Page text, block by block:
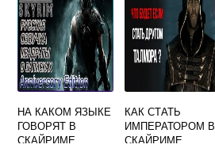
НА КАКОМ ЯЗЫКЕ
ГОВОРЯТ В
СКАЙРИМЕ
КАК СТАТЬ
ИМПЕРАТОРОМ В
СКАЙРИМЕ